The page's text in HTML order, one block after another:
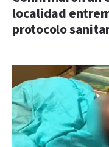
localidad
protocolo